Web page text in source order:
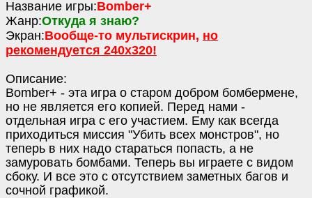
Название игры:Bomber+
Жанр:Откуда я знаю?
Экран:Вообще-то мультискрин, но
рекомендуется 240х320!
Описание:
Bomber+ - эта игра о старом добром бомбермене,
но не является его копией. Перед нами -
отдельная игра с его участием. Ему как всегда
приходиться миссия "Убить всех монстров", но
теперь в них надо стараться попасть, а не
замуровать бомбами. Теперь вы играете с видом
сбоку. И все это с отсутствием заметных багов и
сочной графикой.